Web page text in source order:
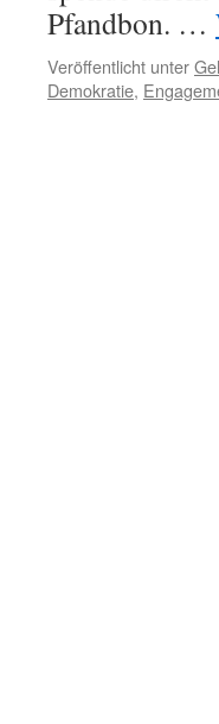
Pfandbon. …
Veröffentlicht unter
Demokratie,